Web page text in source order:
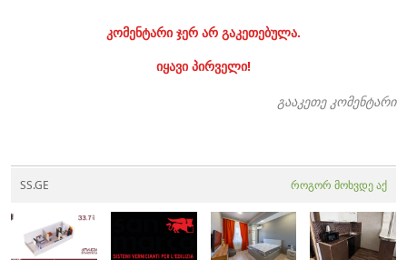
კომენტარი ჯერ არ გაკეთებულა.
იყავი პირველი!
გააკეთე კომენტარი
SS.GE როგორ მოხვდე აქ